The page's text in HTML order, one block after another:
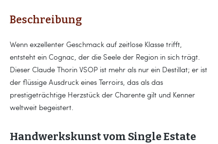
Beschreibung
Wenn exzellenter Geschmack auf zeitlose Klasse trifft,
entsteht ein Cognac, der die Seele der Region in sich trägt.
Dieser Claude Thorin VSOP ist mehr als nur ein Destillat; er ist
der flüssige Ausdruck eines Terroirs, das als das
prestigeträchtige Herzstück der Charente gilt und Kenner
weltweit begeistert.
Handwerkskunst vom Single Estate